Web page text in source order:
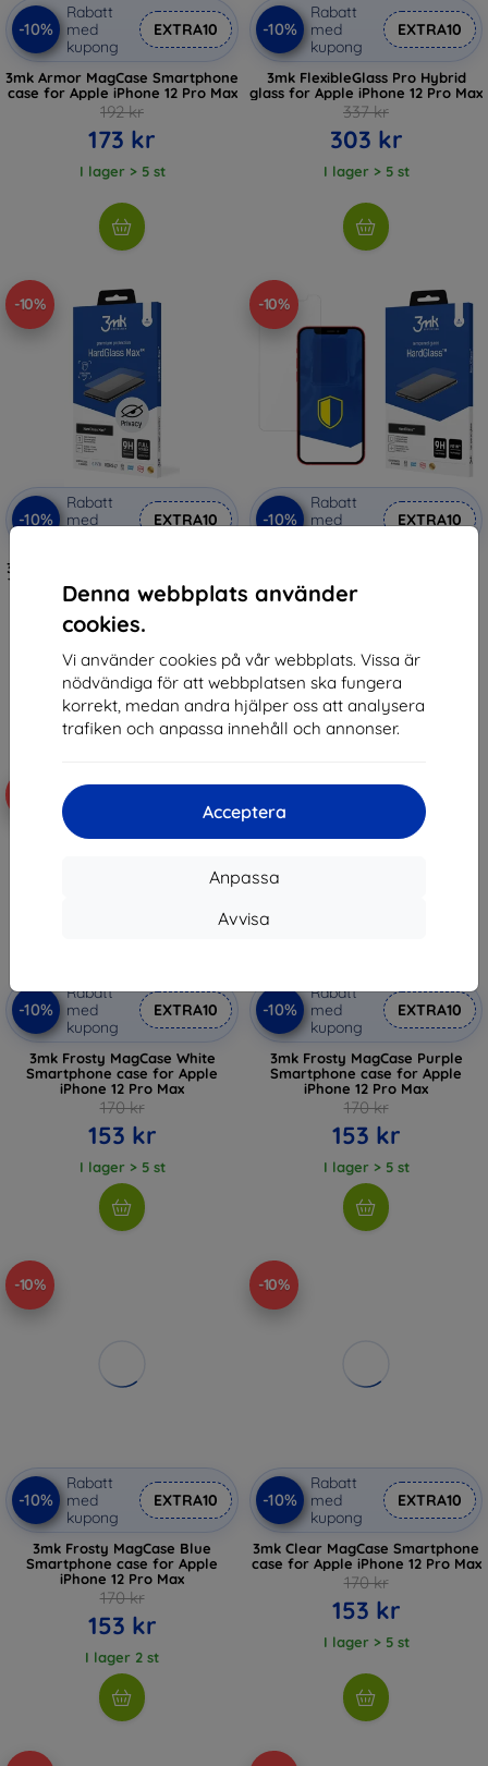
Denna webbplats använder
cookies.
Vi använder cookies på vår webbplats. Vissa är
nödvändiga för att webbplatsen ska fungera
korrekt, medan andra hjälper oss att analysera
trafiken och anpassa innehåll och annonser.
Acceptera
Anpassa
Avvisa
-10%
Rabatt
med
kupong
EXTRA10
3mk Armor MagCase Smartphone
case for Apple iPhone 12 Pro Max
192 kr
173 kr
I lager > 5 st
-10%
Rabatt
med
kupong
EXTRA10
3mk FlexibleGlass Pro Hybrid
glass for Apple iPhone 12 Pro Max
337 kr
303 kr
I lager > 5 st
-10%
-10%
Rabatt
med
EXTRA10
3mk HardGlass Max Privacy Black
Tempered glass for Apple iPhone
12 Pro Max
203 kr
I lager > 5 st
-10%
-10%
Rabatt
med
EXTRA10
for Apple iPhone 12 Pro Max
136 kr
I lager 2 st
-10%
Rabatt
med
kupong
EXTRA10
3mk Frosty MagCase White
Smartphone case for Apple
iPhone 12 Pro Max
170 kr
153 kr
I lager > 5 st
-10%
Rabatt
med
kupong
EXTRA10
3mk Frosty MagCase Purple
Smartphone case for Apple
iPhone 12 Pro Max
170 kr
153 kr
I lager > 5 st
-10%
-10%
Rabatt
med
kupong
EXTRA10
3mk Frosty MagCase Blue
Smartphone case for Apple
iPhone 12 Pro Max
170 kr
153 kr
I lager 2 st
-10%
-10%
Rabatt
med
kupong
EXTRA10
3mk Clear MagCase Smartphone
case for Apple iPhone 12 Pro Max
170 kr
153 kr
I lager > 5 st